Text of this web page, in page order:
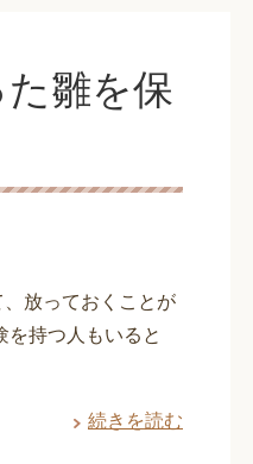
雛を保
放っておくことが
を持つ人もいると
続きを読む